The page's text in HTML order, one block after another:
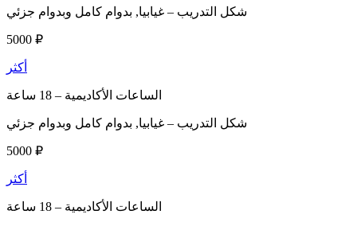
شكل التدريب – غيابيا, بدوام كامل وبدوام جزئي
5000 ₽
أكثر
الساعات الأكاديمية –
شكل التدريب – غيابيا, بدوام كامل وبدوام جزئي
5000 ₽
أكثر
الساعات الأكاديمية –